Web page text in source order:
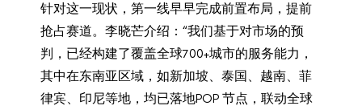
针对这一现状，第一线早早完成前置布局，提前
抢占赛道。李晓芒介绍：“我们基于对市场的预
判，已经构建了覆盖全球700+城市的服务能力，
其中在东南亚区域，如新加坡、泰国、越南、菲
律宾、印尼等地，均已落地POP 节点，联动全球